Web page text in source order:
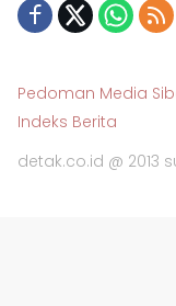
Pedoman Media
Indeks Berita
detak.co.id @ 2013